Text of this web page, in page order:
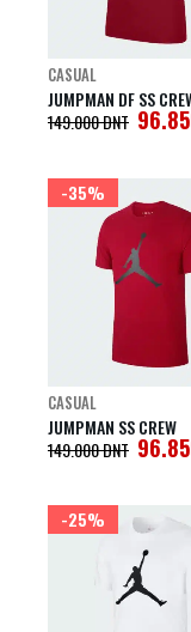
CASUAL
JUMPMAN DF SS
149.000DNT
-35%
CASUAL
JUMPMAN SS CREW
149.000DNT
-25%